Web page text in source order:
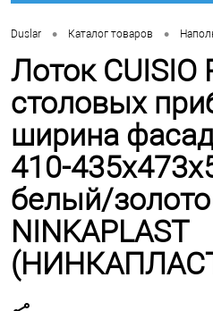
Duslar • Каталог товаров •
Лоток CUISIO
столовых
ширина
410-
белый/золото
NINKAPLAST